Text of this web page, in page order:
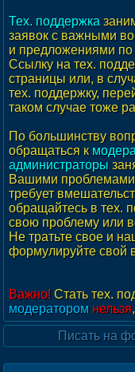
Тех. поддержка
заявок с важными
и предложениями по
Ссылку на тех.
страницы или, в
тех. поддержку,
таком случае тоже
По большинству
обращаться к
администраторы
Вашими
требует
обращайтесь в тех.
свою проблему или
Не тратьте свое и
формулируйте свой
Важно! Стать тех.
модератором нельзя
Писать на